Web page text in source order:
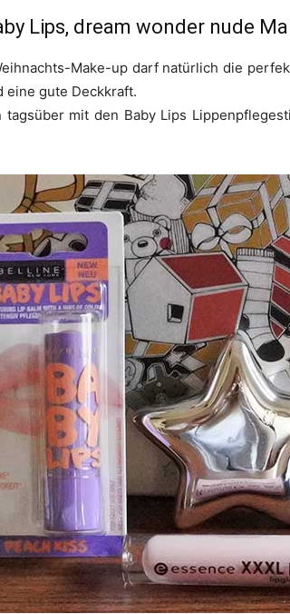
Lips, dream wonder nude
Make-up darf natürlich die
eine gute Deckkraft.
tagsüber mit den Baby Lips